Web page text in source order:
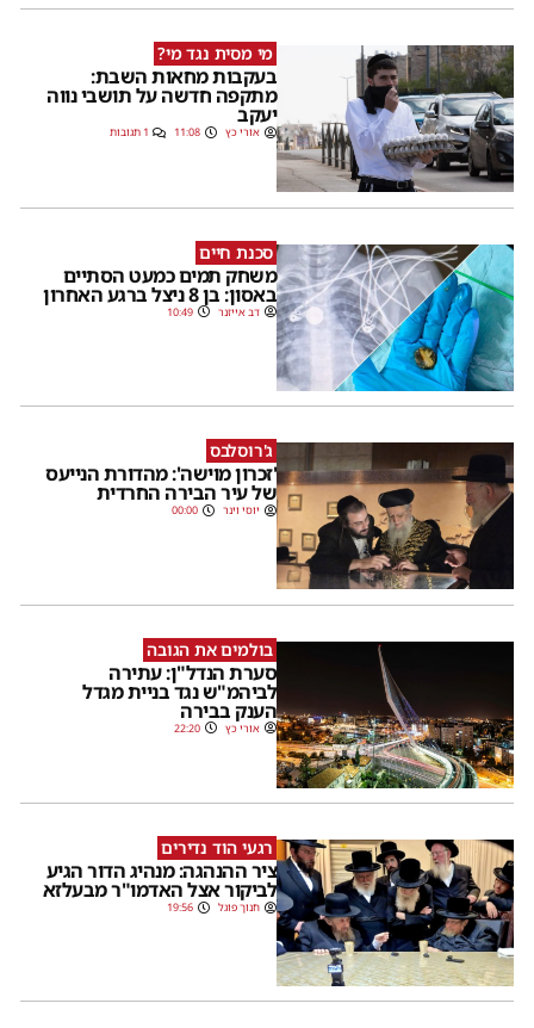
מי מסית נגד מי?
בעקבות מחאות השבת:
מתקפה חדשה על תושבי נווה
יעקב
אורי כץ 11:08 1 תגובות
סכנת חיים
משחק תמים כמעט הסתיים
באסון: בן 8 ניצל ברגע האחרון
דב אייזנר 10:49
ג'רוסלבס
'זכרון מוישה': מהדורת הנייעס
של עיר הבירה החרדית
יוסי וינר 00:00
בולמים את הגובה
סערת הנדל"ן: עתירה
לביהמ"ש נגד בניית מגדל
הענק בבירה
אורי כץ 22:20
רגעי הוד נדירים
ציר ההנהגה: מנהיג הדור הגיע
לביקור אצל האדמו"ר מבעלזא
חנוך פוגל 19:56